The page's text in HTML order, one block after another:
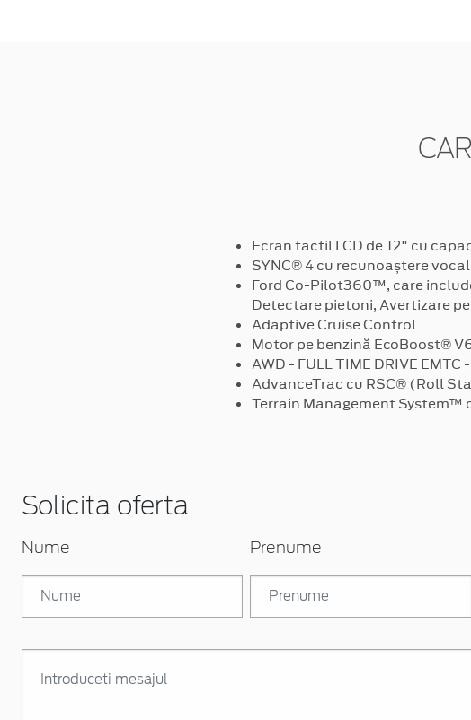
Ecran tactil LCD de 12" cu
SYNC® 4 cu recunoaștere
Ford Co-Pilot360™, care
Detectare pietoni, Avertizare
Adaptive Cruise Control
Motor pe benzină EcoBoost®
AWD - FULL TIME DRIVE
AdvanceTrac cu RSC® (Roll
Terrain Management System™
Solicita oferta
Nume Prenume